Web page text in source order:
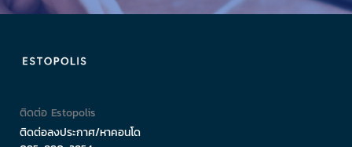
ติดต่อ Estopolis
ติดต่อลงประกาศ/หาคอนโด